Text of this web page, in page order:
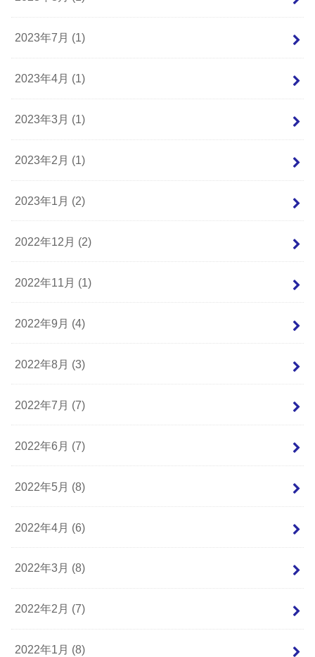
2023年7月 (1)
2023年4月 (1)
2023年3月 (1)
2023年2月 (1)
2023年1月 (2)
2022年12月 (2)
2022年11月 (1)
2022年9月 (4)
2022年8月 (3)
2022年7月 (7)
2022年6月 (7)
2022年5月 (8)
2022年4月 (6)
2022年3月 (8)
2022年2月 (7)
2022年1月 (8)